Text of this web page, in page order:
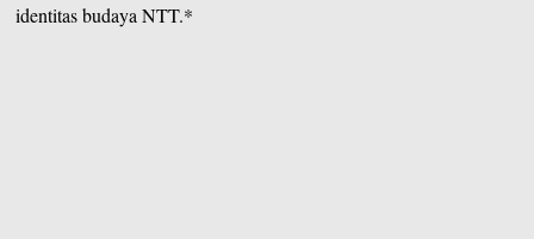
identitas budaya NTT.*